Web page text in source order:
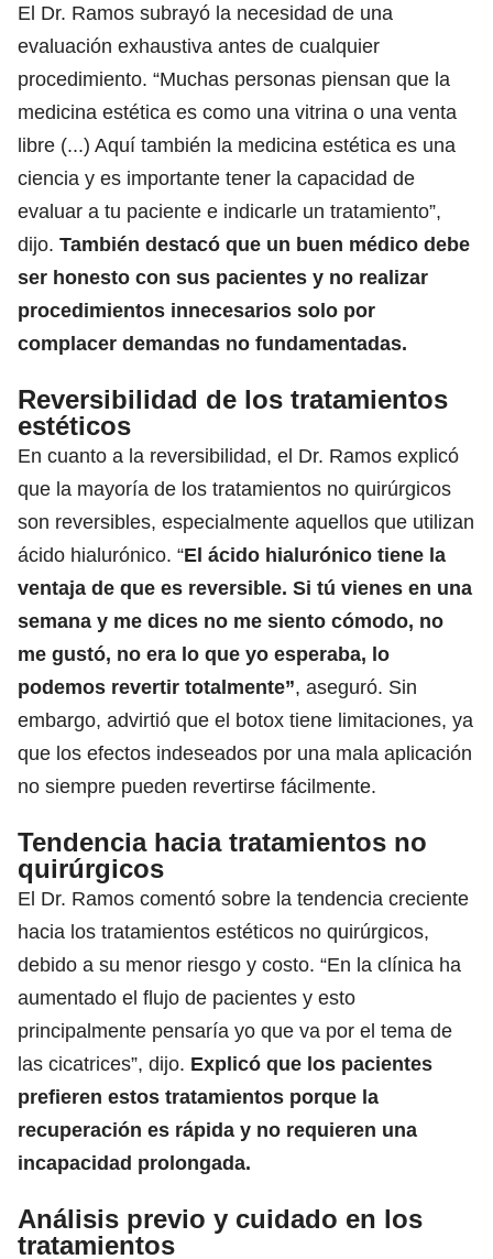
El Dr. Ramos subrayó la necesidad de una
evaluación exhaustiva antes de cualquier
procedimiento. “Muchas personas piensan que la
medicina estética es como una vitrina o una venta
libre (...) Aquí también la medicina estética es una
ciencia y es importante tener la capacidad de
evaluar a tu paciente e indicarle un tratamiento”,
dijo. También destacó que un buen médico debe
ser honesto con sus pacientes y no realizar
procedimientos innecesarios solo por
complacer demandas no fundamentadas.
Reversibilidad de los tratamientos
estéticos
En cuanto a la reversibilidad, el Dr. Ramos explicó
que la mayoría de los tratamientos no quirúrgicos
son reversibles, especialmente aquellos que utilizan
ácido hialurónico. “El ácido hialurónico tiene la
ventaja de que es reversible. Si tú vienes en una
semana y me dices no me siento cómodo, no
me gustó, no era lo que yo esperaba, lo
podemos revertir totalmente”, aseguró. Sin
embargo, advirtió que el botox tiene limitaciones, ya
que los efectos indeseados por una mala aplicación
no siempre pueden revertirse fácilmente.
Tendencia hacia tratamientos no
quirúrgicos
El Dr. Ramos comentó sobre la tendencia creciente
hacia los tratamientos estéticos no quirúrgicos,
debido a su menor riesgo y costo. “En la clínica ha
aumentado el flujo de pacientes y esto
principalmente pensaría yo que va por el tema de
las cicatrices”, dijo. Explicó que los pacientes
prefieren estos tratamientos porque la
recuperación es rápida y no requieren una
incapacidad prolongada.
Análisis previo y cuidado en los
tratamientos